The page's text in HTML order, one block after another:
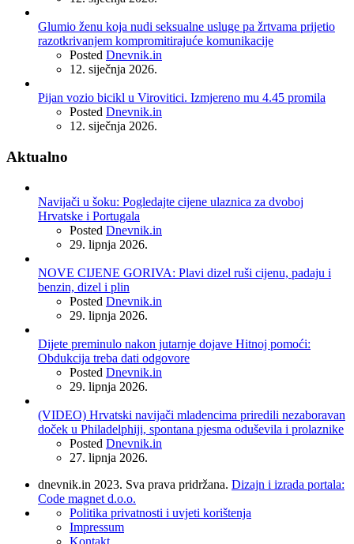
Glumio ženu koja nudi seksualne usluge pa žrtvama prijetio
razotkrivanjem kompromitirajuće komunikacije
Posted Dnevnik.in
12. siječnja 2026.
Pijan vozio bicikl u Virovitici. Izmjereno mu 4.45 promila
Posted Dnevnik.in
12. siječnja 2026.
Aktualno
Navijači u šoku: Pogledajte cijene ulaznica za dvoboj
Hrvatske i Portugala
Posted Dnevnik.in
29. lipnja 2026.
NOVE CIJENE GORIVA: Plavi dizel ruši cijenu, padaju i
benzin, dizel i plin
Posted Dnevnik.in
29. lipnja 2026.
Dijete preminulo nakon jutarnje dojave Hitnoj pomoći:
Obdukcija treba dati odgovore
Posted Dnevnik.in
29. lipnja 2026.
(VIDEO) Hrvatski navijači mladencima priredili nezaboravan
doček u Philadelphiji, spontana pjesma oduševila i prolaznike
Posted Dnevnik.in
27. lipnja 2026.
dnevnik.in 2023. Sva prava pridržana. Dizajn i izrada portala:
Code magnet d.o.o.
Politika privatnosti i uvjeti korištenja
Impressum
Kontakt